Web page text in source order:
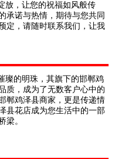
放，让您的祝福如风般传
承诺与热情，期待与您共同
定，请随时联系我们，让我
璨的明珠，其旗下的邯郸鸡
质，成为了无数客户心中的
郸鸡泽县商家，更是传递情
县花店成为您生活中的一部
梁。